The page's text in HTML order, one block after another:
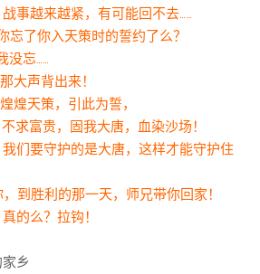
事越来越紧，有可能回不去……
忘了你入天策时的誓约了么？
没忘……
大声背出来！
煌天策，引此为誓，
求富贵，固我大唐，血染沙场！
们要守护的是大唐，这样才能守护住
到胜利的那一天，师兄带你回家！
的么？拉钩！
乡